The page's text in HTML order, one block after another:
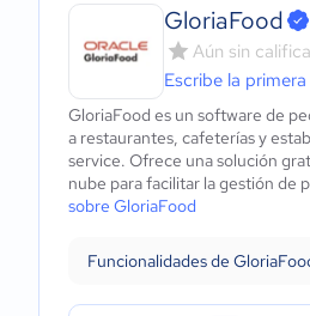
GloriaFood
Aún sin
Escribe la primera
GloriaFood es un software de
a restaurantes, cafeterías y
service. Ofrece una solución
nube para facilitar la gestión de
sobre GloriaFood
Funcionalidades de